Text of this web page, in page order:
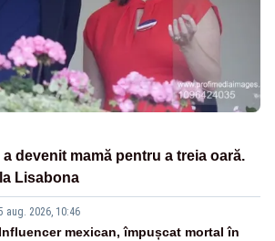
devenit mamă pentru a treia oară.
Lisabona
aug. 2026, 10:46
Influencer mexican, împușcat mortal în